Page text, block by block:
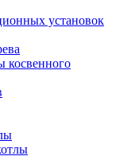
установок
косвенного